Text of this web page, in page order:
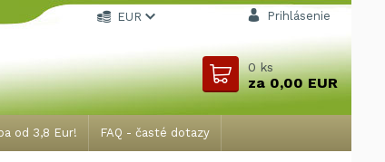
od 3,8 Eur! FAQ - časté dotazy
EUR Prihlásenie
0ks
za0,00 EUR